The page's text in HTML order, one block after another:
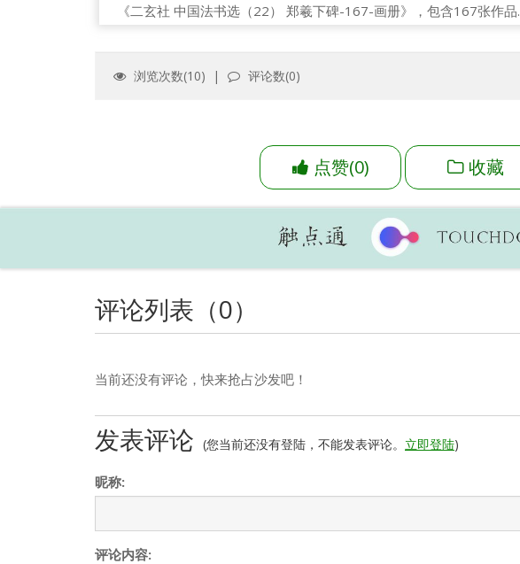
《二玄社 中国法书选（22） 郑羲下碑-167-画册》，包含167张作品.
浏览次数(10) | 评论数(0)
点赞(0) 收藏
评论列表（0）
当前还没有评论，快来抢占沙发吧！
发表评论 (您当前还没有登陆，不能发表评论。 立即登陆)
昵称:
评论内容: